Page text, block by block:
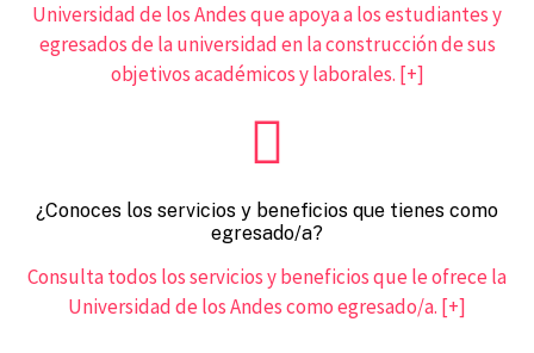
Universidad de los Andes que apoya a los estudiantes y
egresados de la universidad en la construcción de sus
objetivos académicos y laborales. [+]
¿Conoces los servicios y beneficios que tienes como
egresado/a?
Consulta todos los servicios y beneficios que le ofrece la
Universidad de los Andes como egresado/a. [+]